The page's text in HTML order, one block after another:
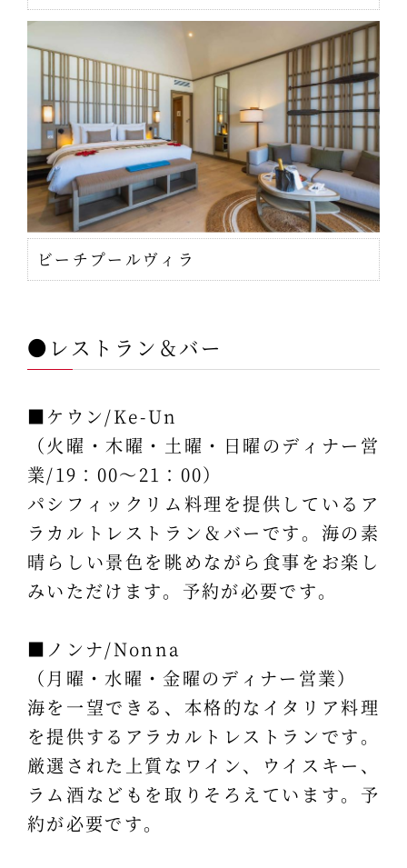
ビーチプールヴィラ
●レストラン＆バー
■ケウン/Ke-Un
（火曜・木曜・土曜・日曜のディナー営
業/19：00～21：00）
パシフィックリム料理を提供しているア
ラカルトレストラン＆バーです。海の素
晴らしい景色を眺めながら食事をお楽し
みいただけます。予約が必要です。
■ノンナ/Nonna
（月曜・水曜・金曜のディナー営業）
海を一望できる、本格的なイタリア料理
を提供するアラカルトレストランです。
厳選された上質なワイン、ウイスキー、
ラム酒などもを取りそろえています。予
約が必要です。